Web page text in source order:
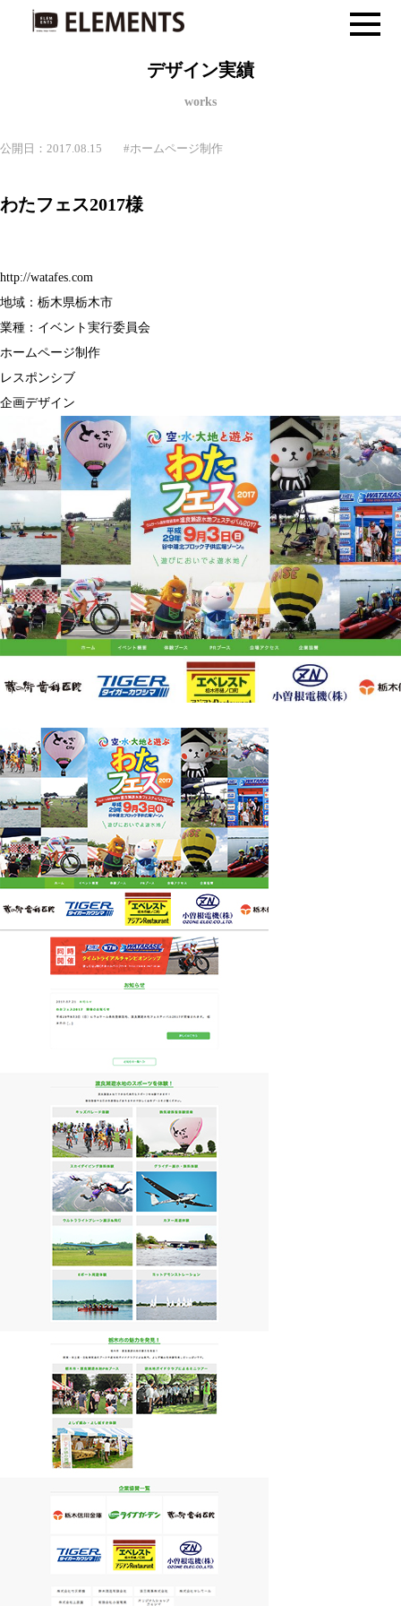
デザイン実績
works
公開日：2017.08.15 #ホームページ制作
わたフェス2017様
http://watafes.com
地域：栃木県栃木市
業種：イベント実行委員会
ホームページ制作
レスポンシブ
企画デザイン